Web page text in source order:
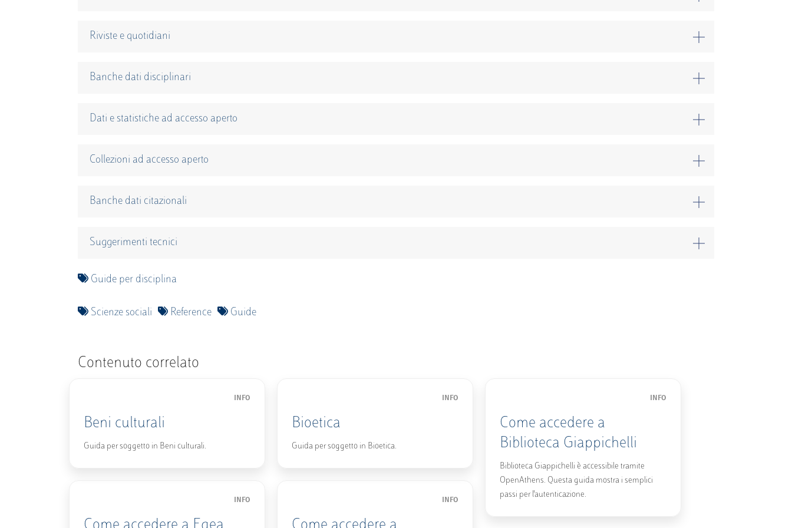
Riviste e quotidiani
Banche dati disciplinari
Dati e statistiche ad accesso aperto
Collezioni ad accesso aperto
Banche dati citazionali
Suggerimenti tecnici
Guide per disciplina
Scienze sociali Reference Guide
Contenuto correlato
INFO
Beni culturali
Guida per soggetto in Beni culturali.
INFO
Bioetica
Guida per soggetto in Bioetica.
INFO
Come accedere a
Biblioteca Giappichelli
Biblioteca Giappichelli è accessibile tramite
OpenAthens. Questa guida mostra i semplici
passi per l'autenticazione.
INFO INFO